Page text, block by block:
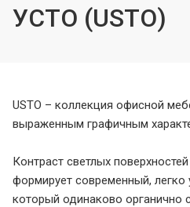
УСТО (USTO)
USTO – коллекция офисной
выраженным графичным
Контраст светлых
формирует современный, легко
который одинаково органично